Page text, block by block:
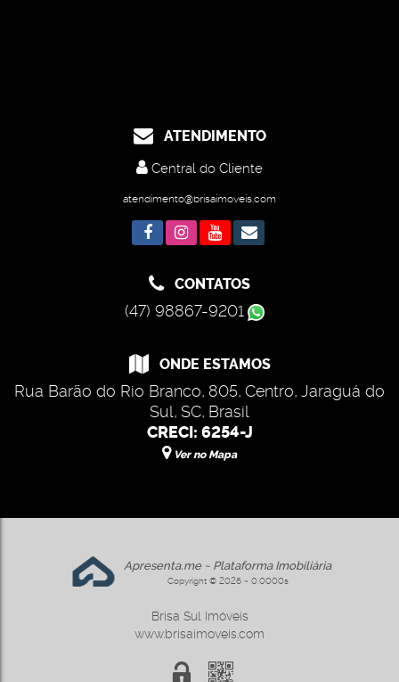
ATENDIMENTO
Central do Cliente
atendimento@brisaimoveis.com
CONTATOS
(47) 98867-9201
ONDE ESTAMOS
Rua Barão do Rio Branco, 805, Centro, Jaraguá do
Sul, SC, Brasil
CRECI: 6254-J
Ver no Mapa
Apresenta.me ~ Plataforma Imobiliária
Copyright © 2026 ~ 0.0000s
Brisa Sul Imóveis
www.brisaimoveis.com